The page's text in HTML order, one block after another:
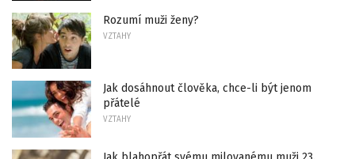
Rozumí muži ženy?
VZTAHY
Jak dosáhnout člověka, chce-li být jenom
přátelé
VZTAHY